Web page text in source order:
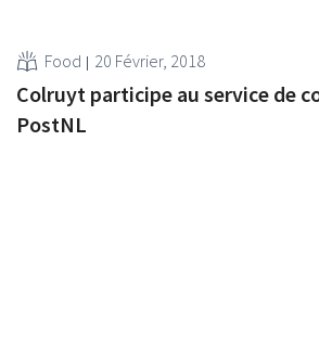
Food 20 Février, 2018
Colruyt participe au service de
PostNL